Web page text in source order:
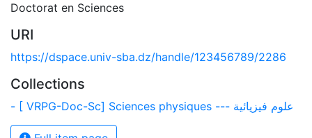
Doctorat en Sciences
URI
https://dspace.univ-sba.dz/handle/123456789/2286
Collections
- [ VRPG-Doc-Sc] Sciences physiques --- علوم فيزيائية